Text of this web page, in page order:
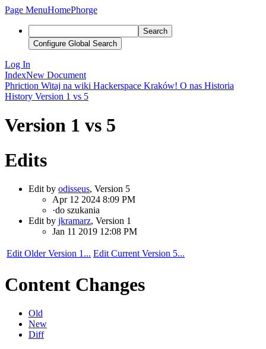
Page MenuHomePhorge
Search
Configure Global Search
Log In
IndexNew Document
Phriction Witaj na wiki Hackerspace Kraków! O nas Historia
History Version 1 vs 5
Version 1 vs 5
Edits
Edit by odisseus, Version 5
Apr 12 2024 8:09 PM
·do szukania
Edit by jkramarz, Version 1
Jan 11 2019 12:08 PM
Edit Older Version 1... Edit Current Version 5...
Content Changes
Old
New
Diff